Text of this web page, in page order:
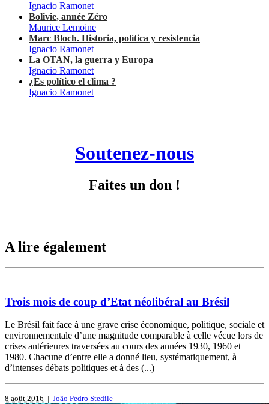
Ignacio Ramonet
Bolivie, année Zéro
Maurice Lemoine
Marc Bloch. Historia, política y resistencia
Ignacio Ramonet
La OTAN, la guerra y Europa
Ignacio Ramonet
¿Es político el clima ?
Ignacio Ramonet
Soutenez-nous
Faites un don !
A lire également
Trois mois de coup d’Etat néolibéral au Brésil
Le Brésil fait face à une grave crise économique, politique, sociale et
environnementale d’une magnitude comparable à celle vécue lors de
crises antérieures traversées au cours des années 1930, 1960 et
1980. Chacune d’entre elle a donné lieu, systématiquement, à
d’intenses débats politiques et à des (...)
8 août 2016 | João Pedro Stedile